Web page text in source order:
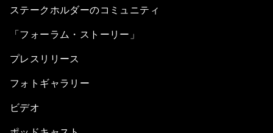
ステークホルダーのコミュニティ
「フォーラム・ストーリー」
プレスリリース
フォトギャラリー
ビデオ